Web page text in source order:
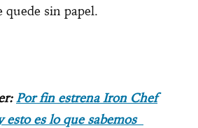
quede sin papel.
Por fin estrena Iron Chef
es lo que sabemos